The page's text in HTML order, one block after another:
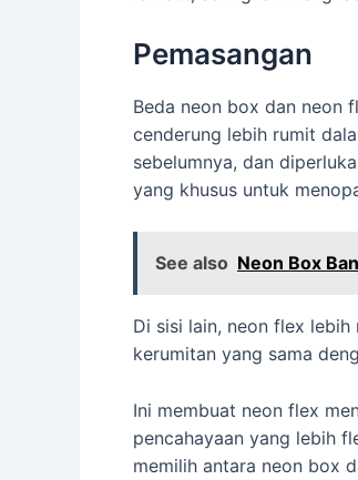
Pemasangan
Beda neon box dan neon
cenderung lebih rumit
sebelumnya, dan
yang khusus untuk
See also Neon Box
Di sisi lain, neon flex
kerumitan yang sama
Ini membuat neon flex
pencahayaan yang lebih
memilih antara neon box